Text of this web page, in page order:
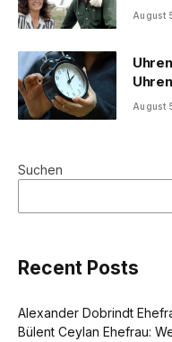
August
August
Suchen
Recent Posts
Alexander Dobrindt
Bülent Ceylan Ehefrau: